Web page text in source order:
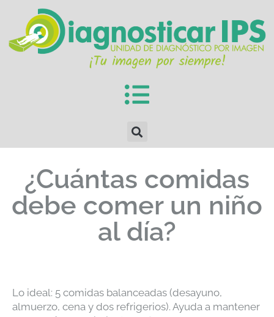
¿Cuántas comidas
debe comer un niño
al día?
Lo ideal: 5 comidas balanceadas (desayuno,
almuerzo, cena y dos refrigerios). Ayuda a mantener